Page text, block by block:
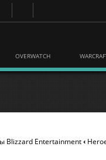
OVERWATCH
Blizzard Entertainment‹